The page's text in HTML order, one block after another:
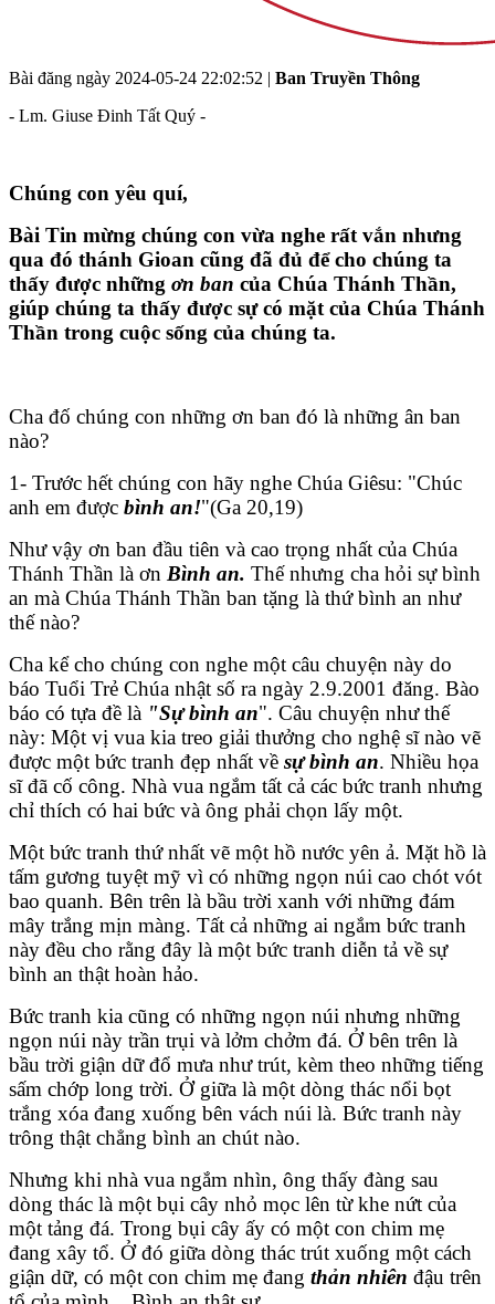
Bài đăng ngày 2024-05-24 22:02:52 | Ban Truyền Thông
- Lm. Giuse Đinh Tất Quý -
Chúng con yêu quí,
Bài Tin mừng chúng con vừa nghe rất vắn nhưng
qua đó thánh Gioan cũng đã đủ để cho chúng ta
thấy được những ơn ban của Chúa Thánh Thần,
giúp chúng ta thấy được sự có mặt của Chúa Thánh
Thần trong cuộc sống của chúng ta.
Cha đố chúng con những ơn ban đó là những ân ban
nào?
1- Trước hết chúng con hãy nghe Chúa Giêsu: "Chúc
anh em được bình an!"(Ga 20,19)
Như vậy ơn ban đầu tiên và cao trọng nhất của Chúa
Thánh Thần là ơn Bình an. Thế nhưng cha hỏi sự bình
an mà Chúa Thánh Thần ban tặng là thứ bình an như
thế nào?
Cha kể cho chúng con nghe một câu chuyện này do
báo Tuổi Trẻ Chúa nhật số ra ngày 2.9.2001 đăng. Bào
báo có tựa đề là "Sự bình an". Câu chuyện như thế
này: Một vị vua kia treo giải thưởng cho nghệ sĩ nào vẽ
được một bức tranh đẹp nhất về sự bình an. Nhiều họa
sĩ đã cố công. Nhà vua ngắm tất cả các bức tranh nhưng
chỉ thích có hai bức và ông phải chọn lấy một.
Một bức tranh thứ nhất vẽ một hồ nước yên ả. Mặt hồ là
tấm gương tuyệt mỹ vì có những ngọn núi cao chót vót
bao quanh. Bên trên là bầu trời xanh với những đám
mây trắng mịn màng. Tất cả những ai ngắm bức tranh
này đều cho rằng đây là một bức tranh diễn tả về sự
bình an thật hoàn hảo.
Bức tranh kia cũng có những ngọn núi nhưng những
ngọn núi này trần trụi và lởm chởm đá. Ở bên trên là
bầu trời giận dữ đổ mưa như trút, kèm theo những tiếng
sấm chớp long trời. Ở giữa là một dòng thác nổi bọt
trắng xóa đang xuống bên vách núi là. Bức tranh này
trông thật chẳng bình an chút nào.
Nhưng khi nhà vua ngắm nhìn, ông thấy đàng sau
dòng thác là một bụi cây nhỏ mọc lên từ khe nứt của
một tảng đá. Trong bụi cây ấy có một con chim mẹ
đang xây tổ. Ở đó giữa dòng thác trút xuống một cách
giận dữ, có một con chim mẹ đang thản nhiên đậu trên